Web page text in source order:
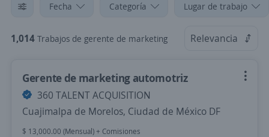
Fecha Categoría Lugar de trabajo
1,014 Trabajos de gerente de marketing Relevancia
Gerente de marketing automotriz
360 TALENT ACQUISITION
Cuajimalpa de Morelos, Ciudad de México DF
$ 13,000.00 (Mensual) + Comisiones